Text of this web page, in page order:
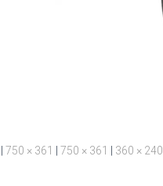
750 × 361 750 × 361 360 × 240